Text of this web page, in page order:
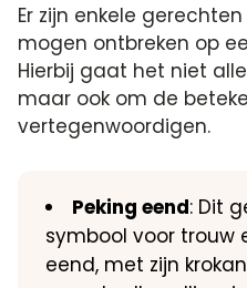
Er zijn enkele
mogen ontbreken op
Hierbij gaat het niet
maar ook om de
vertegenwoordigen.
Peking eend: Dit
symbool voor trouw
eend, met zijn